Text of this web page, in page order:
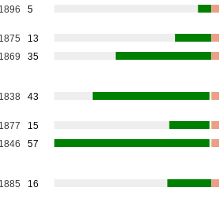
1896 5
1875
13
1869 35
1838 43
1877
15
1846 57
1885 16